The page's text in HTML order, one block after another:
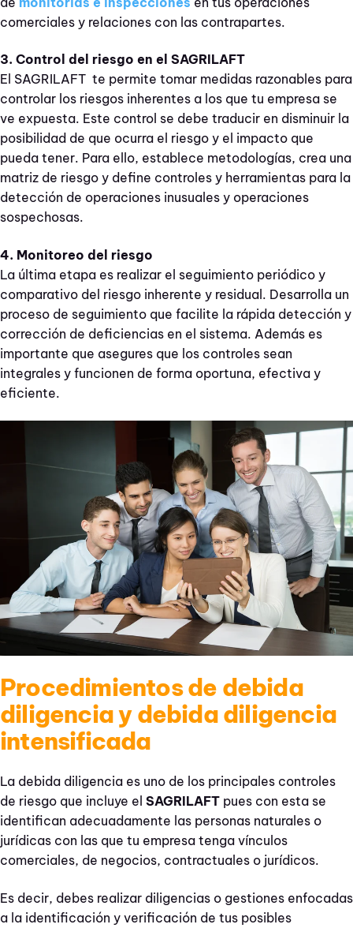
comerciales y relaciones con las contrapartes.
3. Control del riesgo en el SAGRILAFT
El SAGRILAFT te permite tomar medidas razonables para
controlar los riesgos inherentes a los que tu empresa se
ve expuesta. Este control se debe traducir en disminuir la
posibilidad de que ocurra el riesgo y el impacto que
pueda tener. Para ello, establece metodologías, crea una
matriz de riesgo y define controles y herramientas para la
detección de operaciones inusuales y operaciones
sospechosas.
4. Monitoreo del riesgo
La última etapa es realizar el seguimiento periódico y
comparativo del riesgo inherente y residual. Desarrolla un
proceso de seguimiento que facilite la rápida detección y
corrección de deficiencias en el sistema. Además es
importante que asegures que los controles sean
integrales y funcionen de forma oportuna, efectiva y
eficiente.
Procedimientos de debida
diligencia y debida diligencia
intensificada
La debida diligencia es uno de los principales controles
de riesgo que incluye el SAGRILAFT pues con esta se
identifican adecuadamente las personas naturales o
jurídicas con las que tu empresa tenga vínculos
comerciales, de negocios, contractuales o jurídicos.
Es decir, debes realizar diligencias o gestiones enfocadas
a la identificación y verificación de tus posibles